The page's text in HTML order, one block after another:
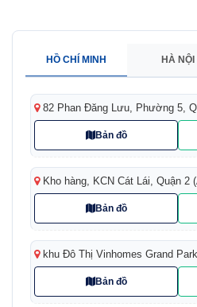
HỒ CHÍ MINH HÀ NỘI
82 Phan Đăng Lưu, Phường 5,
Bản đồ
Kho hàng, KCN Cát Lái, Quận
Bản đồ
khu Đô Thị Vinhomes Grand
Bản đồ